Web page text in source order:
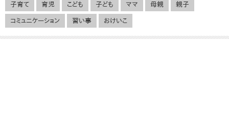
子育て 育児 こども 子ども ママ 母親 親子
コミュニケーション 習い事 おけいこ